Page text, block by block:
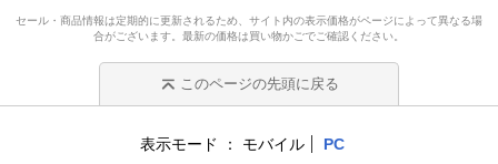
セール・商品情報は定期的に更新されるため、サイト内の表示価格がページによって異なる場
合がございます。最新の価格は買い物かごでご確認ください。
このページの先頭に戻る
表示モード モバイル PC